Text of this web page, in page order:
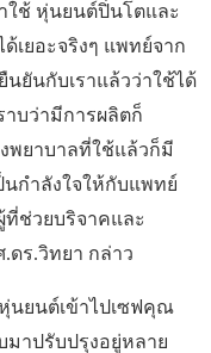
ใช้ หุ่นยนต์ปิ่นโตและ
ยอะจริงๆ แพทย์จาก
นยันกับเราแล้วว่าใช้ได้
บว่ามีการผลิตก็
พยาบาลที่ใช้แล้วก็มี
นกำลังใจให้กับแพทย์
ช่วยบริจาคและ
ร.วิทยา กล่าว
นยนต์เข้าไปเซฟคุณ
าปรับปรุงอยู่หลาย